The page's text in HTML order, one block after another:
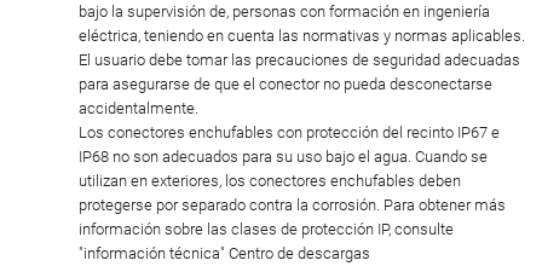
bajo la supervisión de, personas con formación en ingeniería
eléctrica, teniendo en cuenta las normativas y normas aplicables.
El usuario debe tomar las precauciones de seguridad adecuadas
para asegurarse de que el conector no pueda desconectarse
accidentalmente.
Los conectores enchufables con protección del recinto IP67 e
IP68 no son adecuados para su uso bajo el agua. Cuando se
utilizan en exteriores, los conectores enchufables deben
protegerse por separado contra la corrosión. Para obtener más
información sobre las clases de protección IP, consulte
"información técnica" Centro de descargas